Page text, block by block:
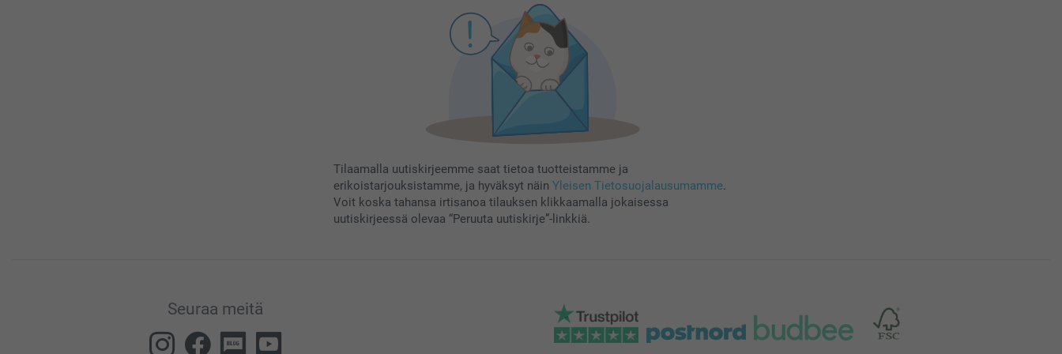
Tilaamalla uutiskirjeemme saat tietoa tuotteistamme ja
erikoistarjouksistamme, ja hyväksyt näin Yleisen Tietosuojalausumamme.
Voit koska tahansa irtisanoa tilauksen klikkaamalla jokaisessa
uutiskirjeessä olevaa “Peruuta uutiskirje”-linkkiä.
Seuraa meitä